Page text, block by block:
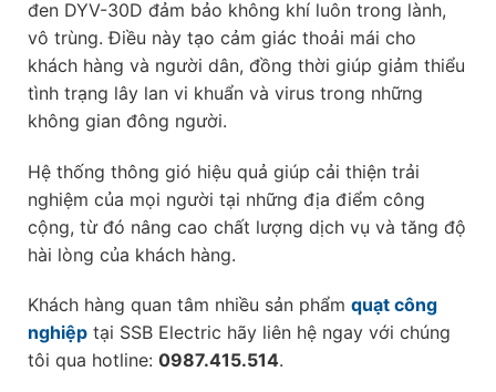
đen DYV-30D đảm bảo không khí luôn trong lành,
vô trùng. Điều này tạo cảm giác thoải mái cho
khách hàng và người dân, đồng thời giúp giảm thiểu
tình trạng lây lan vi khuẩn và virus trong những
không gian đông người.
Hệ thống thông gió hiệu quả giúp cải thiện trải
nghiệm của mọi người tại những địa điểm công
cộng, từ đó nâng cao chất lượng dịch vụ và tăng độ
hài lòng của khách hàng.
Khách hàng quan tâm nhiều sản phẩm quạt công
nghiệp tại SSB Electric hãy liên hệ ngay với chúng
tôi qua hotline: 0987.415.514.